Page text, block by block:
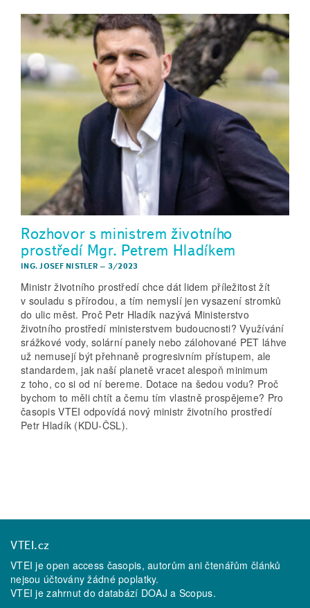
Rozhovor s ministrem životního
prostředí Mgr. Petrem Hladíkem
ING. JOSEF NISTLER – 3/2023
Ministr životního prostředí chce dát lidem příležitost žít
v souladu s přírodou, a tím nemyslí jen vysazení stromků
do ulic měst. Proč Petr Hladík nazývá Ministerstvo
životního prostředí ministerstvem budoucnosti? Využívání
srážkové vody, solární panely nebo zálohované PET láhve
už nemusejí být přehnaně progresivním přístupem, ale
standardem, jak naší planetě vracet alespoň minimum
z toho, co si od ní bereme. Dotace na šedou vodu? Proč
bychom to měli chtít a čemu tím vlastně prospějeme? Pro
časopis VTEI odpovídá nový ministr životního prostředí
Petr Hladík (KDU-ČSL).
VTEI.cz
VTEI je open access časopis, autorům ani čtenářům článků
nejsou účtovány žádné poplatky.
VTEI je zahrnut do databází DOAJ a Scopus.